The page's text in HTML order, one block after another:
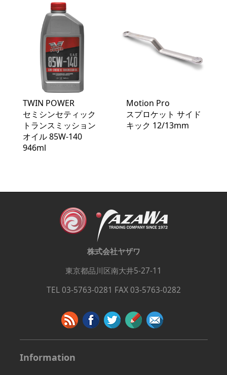
TWIN POWER
セミシンセティック
トランスミッション
オイル 85W-140
946ml
Motion Pro
スプロケット サイド
キック 12/13mm
株式会社ヤザワ
東京都品川区南大井5-27-11
TEL 03-5763-0281 FAX 03-5763-0282
Information